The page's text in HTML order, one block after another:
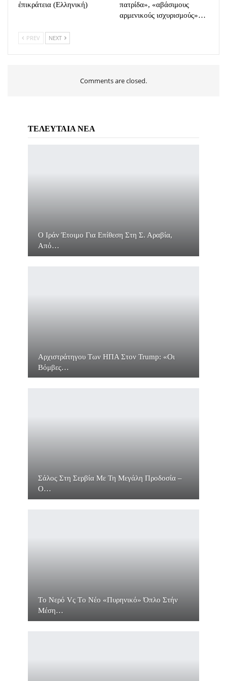
ἐπικράτεια (Eλληνική)
πατρίδα», «αβάσιμους
αρμενικούς ισχυρισμούς»…
PREV NEXT
Comments are closed.
ΤΕΛΕΥΤΑΙΑ ΝΕΑ
O Ιράν Έτοιμο Για Επίθεση Στη Σ. Αραβία,
Από…
Αρχιστράτηγου Των ΗΠΑ Στον Trump: «Οι
Βόμβες…
Σάλος Στη Σερβία Με Τη Μεγάλη Προδοσία –
O…
Τo Νερό Vς Τo Νέο «πυρηνικό» Όπλο Στήν
Μέση…